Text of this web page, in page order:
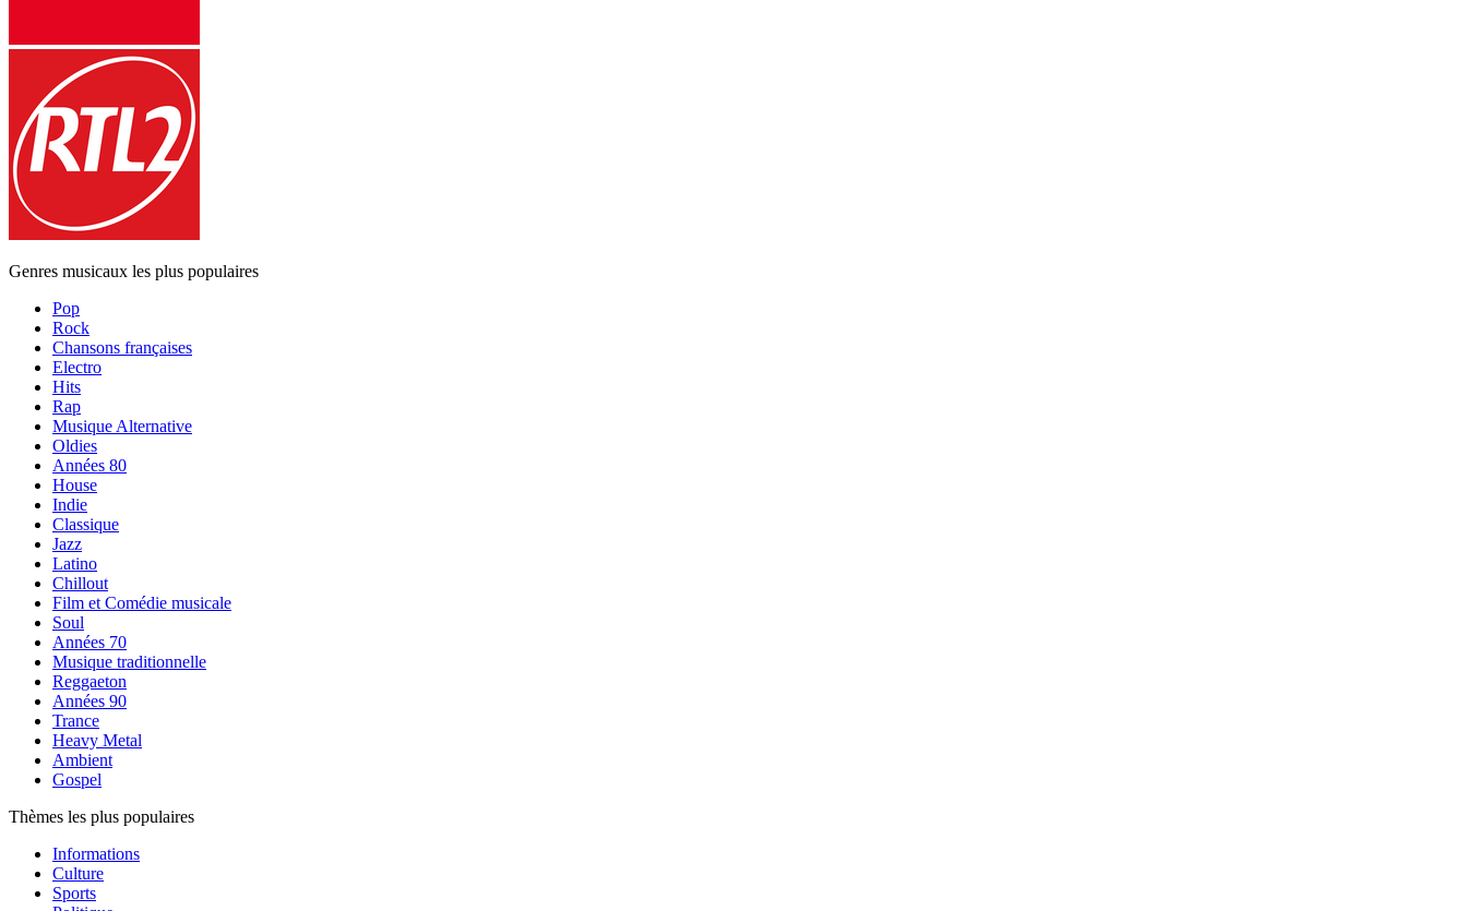
Genres musicaux les plus populaires
Pop
Rock
Chansons françaises
Electro
Hits
Rap
Musique Alternative
Oldies
Années 80
House
Indie
Classique
Jazz
Latino
Chillout
Film et Comédie musicale
Soul
Années 70
Musique traditionnelle
Reggaeton
Années 90
Trance
Heavy Metal
Ambient
Gospel
Thèmes les plus populaires
Informations
Culture
Sports